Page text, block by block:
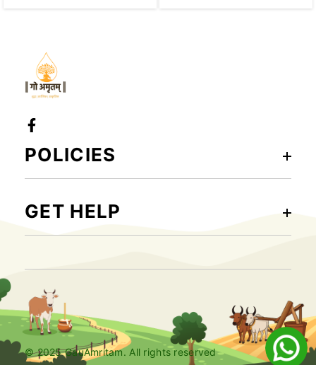
Facebook
POLICIES
GET HELP
© 2025 GauAmritam. All rights reserved